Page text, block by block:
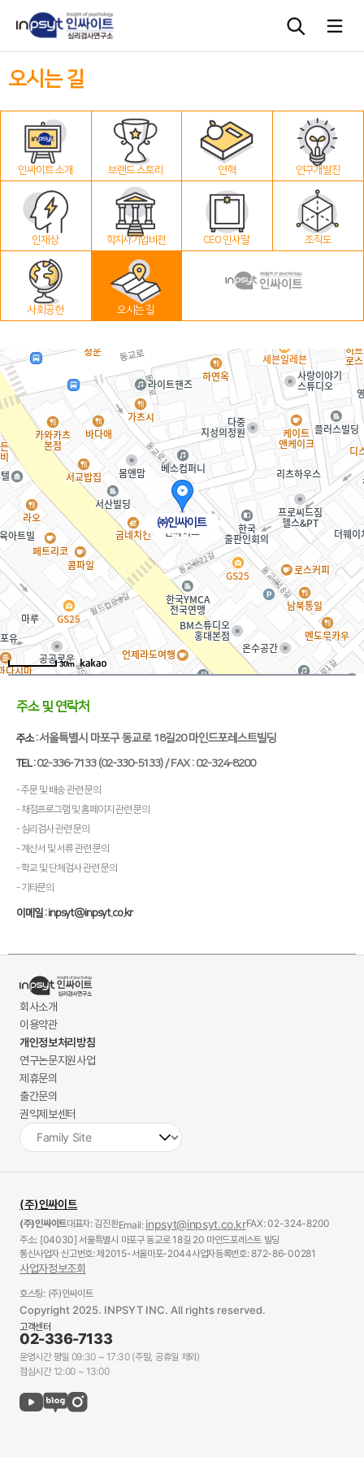
심리검사
상담도구
교육 워크숍
단체검사
오시는 길
인싸이트 소개 브랜드 스토리 연혁 연구개발진
인재상 학지사 기업 비전 CEO 인사말 조직도
사회공헌 오시는 길
㈜인싸이트
30m
주소 및 연락처
주소 :서울특별시 마포구 동교로 18길20 마인드포레스트빌딩
TEL :02-336-7133 (02-330-5133) / FAX : 02-324-8200
- 주문 및 배송 관련 문의
- 채점프로그램 및 홈페이지 관련 문의
- 심리검사 관련 문의
- 계산서 및 서류 관련 문의
- 학교 및 단체검사 관련 문의
- 기타문의
이메일 : inpsyt@inpsyt.co.kr
회사소개
이용약관
개인정보처리방침
연구논문지원사업
제휴문의
출간문의
권익제보센터
(주)인싸이트
(주)인싸이트대표자: 김진환Email: inpsyt@inpsyt.co.krFAX: 02-324-8200
주소: [04030] 서울특별시 마포구 동교로 18길 20 마인드포레스트 빌딩
통신사업자 신고번호: 제2015-서울마포-2044사업자등록번호: 872-86-00281
사업자정보조회
호스팅: (주)인싸이트
Copyright 2025. INPSYT INC. All rights reserved.
고객센터
02-336-7133
운영시간 평일 09:30 ~ 17:30 (주말, 공휴일 제외)
점심시간 12:00 ~ 13:00